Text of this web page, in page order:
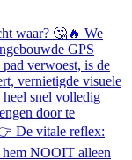
waar? 🤔🔥 We
GPS
verwoest, is de
vernietigde visuele
heel snel volledig
door te
De vitale reflex:
hem NOOIT alleen